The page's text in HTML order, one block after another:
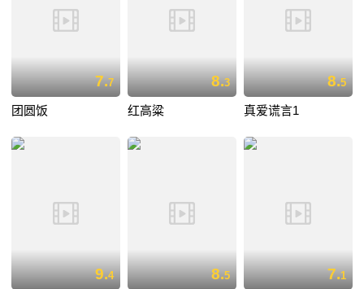
7.7
团圆饭
8.3
红高粱
8.5
真爱谎言1
9.4 8.5 7.1